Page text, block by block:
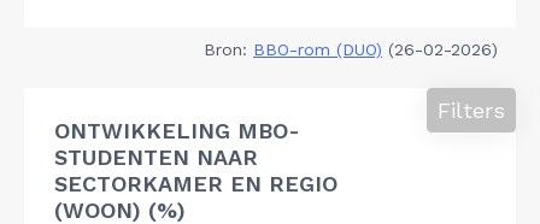
Bron: BBO-rom (DUO) (26-02-2026)
ONTWIKKELING MBO-
STUDENTEN NAAR
SECTORKAMER EN REGIO
(WOON) (%)
Filters